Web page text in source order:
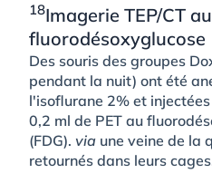
18Imagerie TEP/CT
fluorodésoxyglucose
Des souris des groupes
pendant la nuit) ont été
l'isoflurane 2% et
0,2 ml de PET au
(FDG). via une veine de la
retournés dans leurs